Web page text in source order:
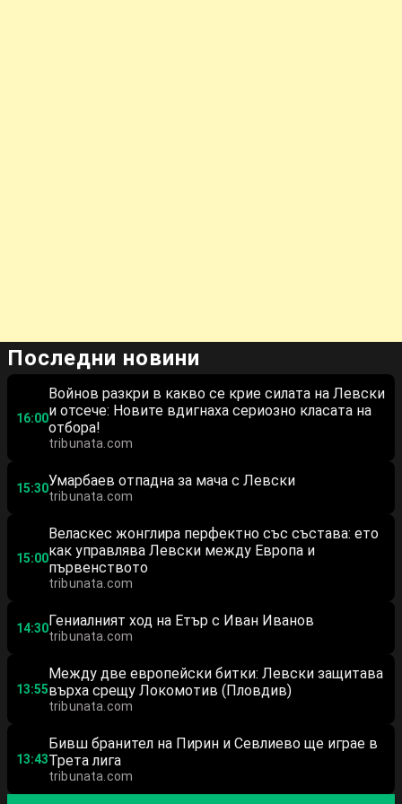
Последни новини
16:00
Войнов разкри в какво се крие силата на Левски
и отсече: Новите вдигнаха сериозно класата на
отбора!
tribunata.com
15:30Умарбаев отпадна за мача с Левски
tribunata.com
15:00
Веласкес жонглира перфектно със състава: ето
как управлява Левски между Европа и
първенството
tribunata.com
14:30Гениалният ход на Етър с Иван Иванов
tribunata.com
13:55
Между две европейски битки: Левски защитава
върха срещу Локомотив (Пловдив)
tribunata.com
13:43
Бивш бранител на Пирин и Севлиево ще играе в
Трета лига
tribunata.com